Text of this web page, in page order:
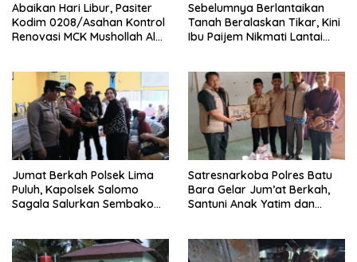
Abaikan Hari Libur, Pasiter
Kodim 0208/Asahan Kontrol
Renovasi MCK Mushollah Al
Sebelumnya Berlantaikan
Tanah Beralaskan Tikar, Kini
Ibu Paijem Nikmati Lantai
0208/Asahan
Jumat Berkah Polsek Lima
Puluh, Kapolsek Salomo
Sagala Salurkan Sembako
Satresnarkoba Polres Batu
Bara Gelar Jum’at Berkah,
Santuni Anak Yatim dan